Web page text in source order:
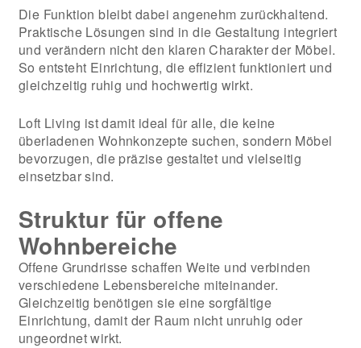
Die Funktion bleibt dabei angenehm zurückhaltend.
Praktische Lösungen sind in die Gestaltung integriert
und verändern nicht den klaren Charakter der Möbel.
So entsteht Einrichtung, die effizient funktioniert und
gleichzeitig ruhig und hochwertig wirkt.
Loft Living ist damit ideal für alle, die keine
überladenen Wohnkonzepte suchen, sondern Möbel
bevorzugen, die präzise gestaltet und vielseitig
einsetzbar sind.
Struktur für offene
Wohnbereiche
Offene Grundrisse schaffen Weite und verbinden
verschiedene Lebensbereiche miteinander.
Gleichzeitig benötigen sie eine sorgfältige
Einrichtung, damit der Raum nicht unruhig oder
ungeordnet wirkt.